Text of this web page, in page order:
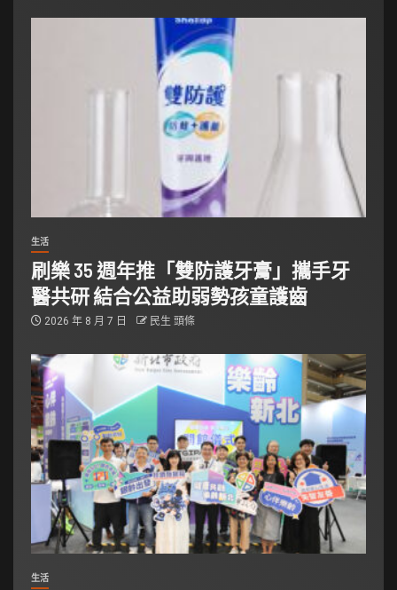
生活
刷樂 35 週年推「雙防護牙膏」攜手牙
醫共研 結合公益助弱勢孩童護齒
2026 年 8 月 7 日 民生 頭條
生活